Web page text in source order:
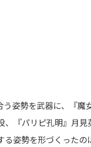
姿勢を武器に、『魔
、『パリピ孔明』月見
る姿勢を形づくったの